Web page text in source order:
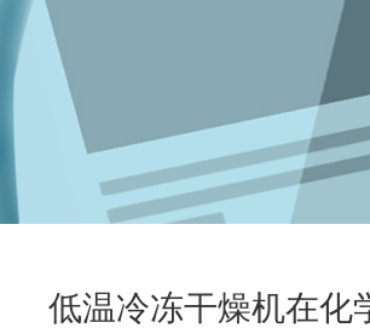
低温冷冻干燥机在化